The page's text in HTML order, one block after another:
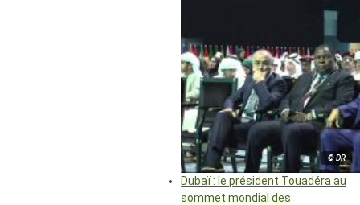
© DR
Dubaï : le président Touadéra au
sommet mondial des